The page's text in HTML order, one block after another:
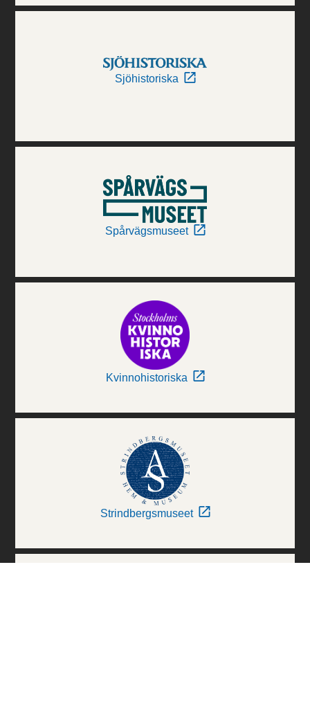
Sjöhistoriska
Spårvägsmuseet
Kvinnohistoriska
Strindbergsmuseet